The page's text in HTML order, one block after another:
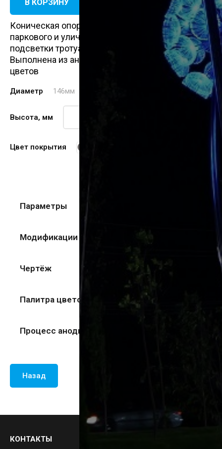
В КОРЗИНУ КУПИТЬ В ОДИН КЛИК
Коническая опора идеально подходит для
паркового и уличного освещения, для
подсветки тротуаров в пешеходных зонах.
Выполнена из анодированного алюминия, 12
цветов
Диаметр 146мм
Высота, мм
Цвет покрытия
Параметры
Модификации
Чертёж
Палитра цветов
Процесс анодирования
Назад
КОНТАКТЫ